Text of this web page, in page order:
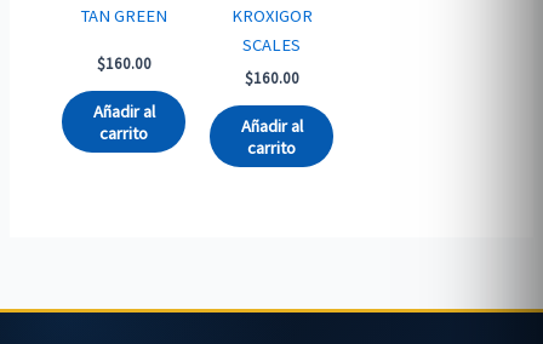
TAN GREEN
$160.00
Añadir al
carrito
KROXIGOR
SCALES
$160.00
Añadir al
carrito